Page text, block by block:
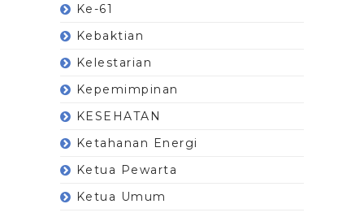
Ke-61
Kebaktian
Kelestarian
Kepemimpinan
KESEHATAN
Ketahanan Energi
Ketua Pewarta
Ketua Umum